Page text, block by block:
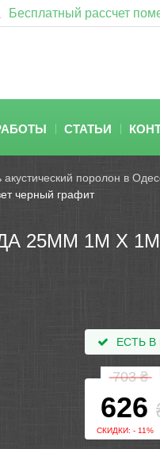
Бесплатный рассчет
СТАТЬИ
поролон в
черный графит
25ММ 1М Х
ЕСТЬ В
703₴
626
СКИДКИ: - 11%